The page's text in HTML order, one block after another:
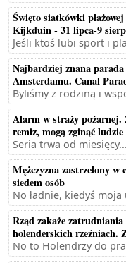
Święto siatkówki
Kijkduin - 31 lipca-9
Jeśli ktoś lubi sport i
Najbardziej znana
Amsterdamu. Canal
Byliśmy z rodziną i
Alarm w straży pożarnej.
remiz, mogą zginąć ludzie
Seria trwa od
Mężczyzna zastrzelony
siedem osób
No ładnie, kiedyś
Rząd zakaże
holenderskich rzeźniach.
No to Holendrzy do